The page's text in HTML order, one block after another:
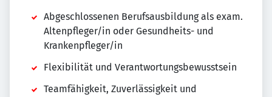
Abgeschlossenen Berufsausbildung als exam.
Altenpfleger/in oder Gesundheits- und
Krankenpfleger/in
Flexibilität und Verantwortungsbewusstsein
Teamfähigkeit, Zuverlässigkeit und